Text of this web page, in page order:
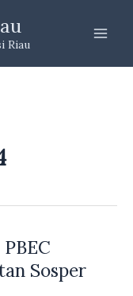
Riau
Sosper